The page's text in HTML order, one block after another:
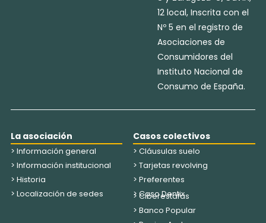
12 local, Inscrita con el
Nº 5 en el registro de
Asociaciones de
Consumidores del
Instituto Nacional de
Consumo de España.
La asociación
> Información general
> Información institucional
> Historia
> Localización de sedes
Casos colectivos
> Cláusulas suelo
> Tarjetas revolving
> Preferentes
> Caso Dentix
> Ciberestafas
> Banco Popular